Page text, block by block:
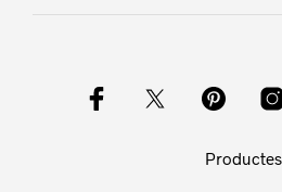
Productes